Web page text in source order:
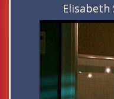
Elisabeth